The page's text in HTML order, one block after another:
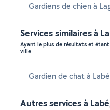
Gardiens de chien à
Services similaires à
Ayant le plus de résultats et
ville
Gardien de chat à
Autres services à